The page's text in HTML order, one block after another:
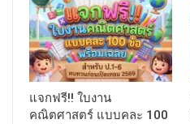
แจกฟรี!! ใบงาน
คณิตศาสตร์ แบบคละ 100